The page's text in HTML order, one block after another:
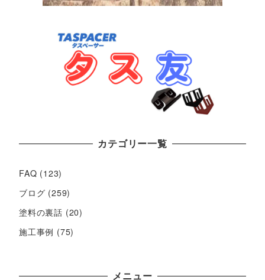
カテゴリー一覧
FAQ (123)
ブログ (259)
塗料の裏話 (20)
施工事例 (75)
メニュー